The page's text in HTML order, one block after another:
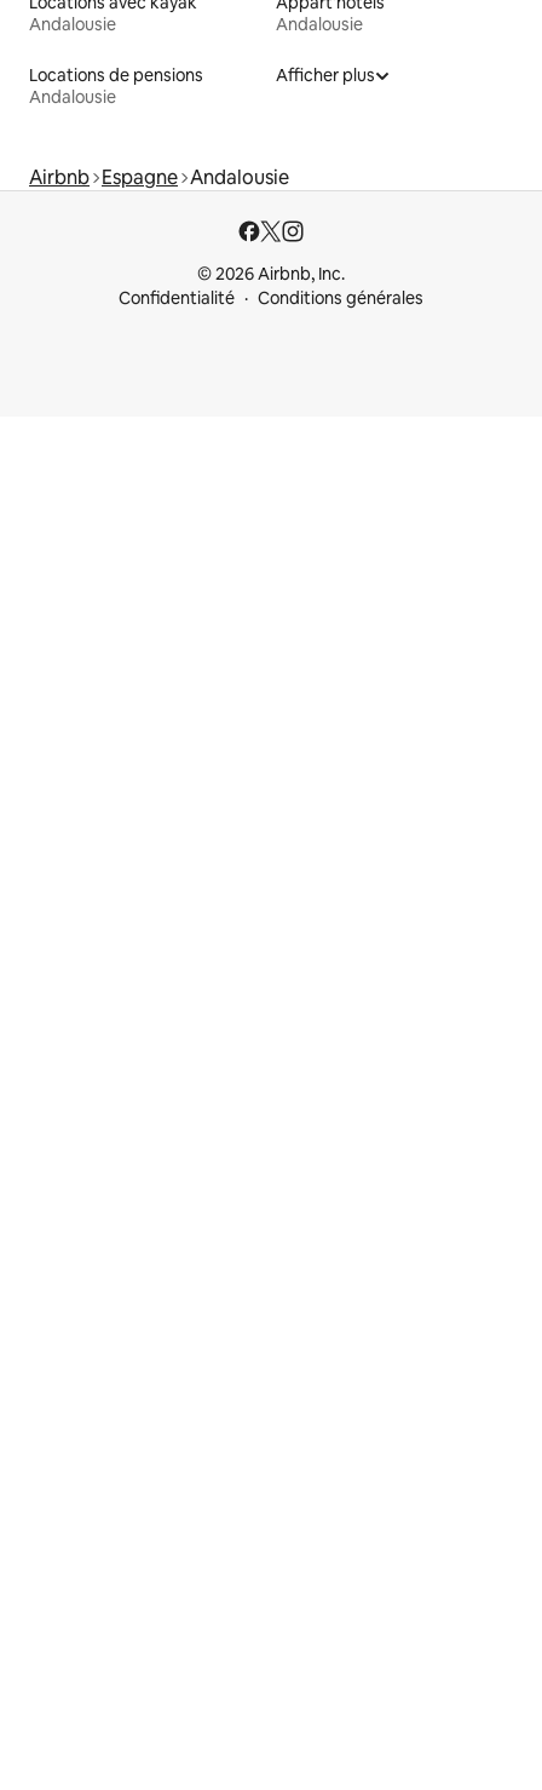
Andalousie
Andalousie
Locations de pensions
Andalousie
Afficher plus
Airbnb Espagne Andalousie
© 2026 Airbnb, Inc.
Confidentialité
Conditions générales